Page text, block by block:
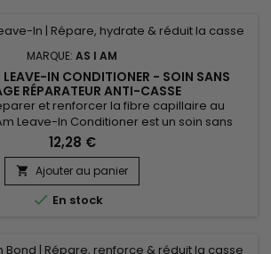
MARQUE: AS I AM
IN CONDITIONER - SOIN SANS
RÉPARATEUR ANTI-CASSE
et renforcer la fibre capillaire au
Leave-In Conditioner est un soin sans
qui aide à réduire la casse tout en
intense. Il améliore l’élasticité du
les longueurs et facilite le coiffage, sans
Idéal pour les cheveux abîmés,...
12,28 €
 Ajouter au panier
 En stock